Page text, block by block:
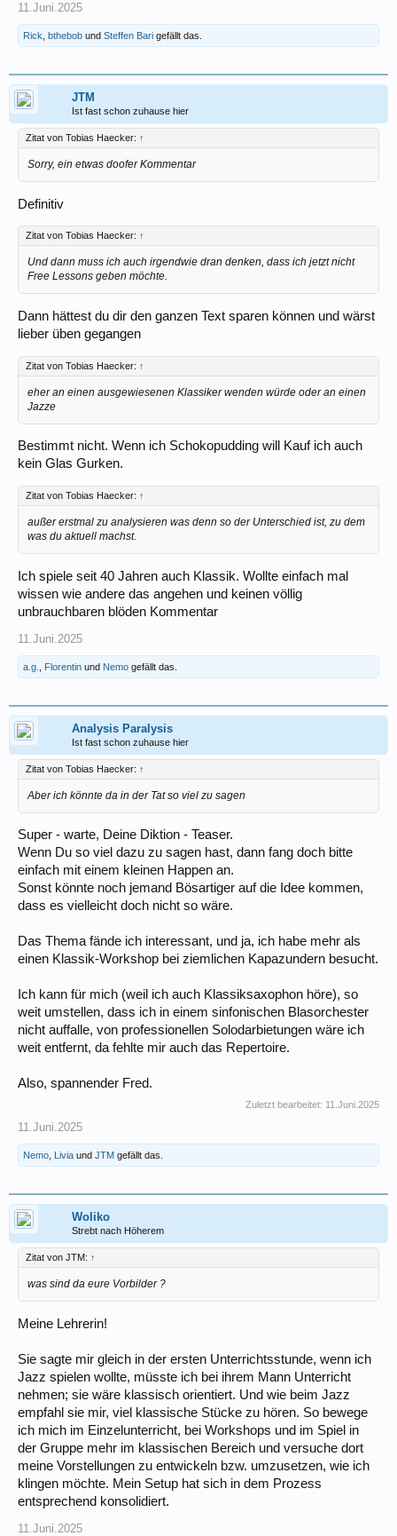
11.Juni.2025
Rick bthebob und Steffen Bari gefällt das.
JTM
Ist fast schon zuhause hier
Zitat von Tobias Haecker: ↑
Sorry, ein etwas doofer Kommentar
Definitiv
Zitat von Tobias Haecker: ↑
Und dann muss ich auch irgendwie dran denken, dass ich jetzt nicht
Free Lessons geben möchte.
Dann hättest du dir den ganzen Text sparen können und wärst
lieber üben gegangen
Zitat von Tobias Haecker: ↑
eher an einen ausgewiesenen Klassiker wenden würde oder an einen
Jazze
Bestimmt nicht. Wenn ich Schokopudding will Kauf ich auch
kein Glas Gurken.
Zitat von Tobias Haecker: ↑
außer erstmal zu analysieren was denn so der Unterschied ist, zu dem
was du aktuell machst.
Ich spiele seit 40 Jahren auch Klassik. Wollte einfach mal
wissen wie andere das angehen und keinen völlig
unbrauchbaren blöden Kommentar
11.Juni.2025
a.g. Florentin und Nemo gefällt das.
Analysis Paralysis
Ist fast schon zuhause hier
Zitat von Tobias Haecker: ↑
Aber ich könnte da in der Tat so viel zu sagen
Super - warte, Deine Diktion - Teaser.
Wenn Du so viel dazu zu sagen hast, dann fang doch bitte
einfach mit einem kleinen Happen an.
Sonst könnte noch jemand Bösartiger auf die Idee kommen,
dass es vielleicht doch nicht so wäre.
Das Thema fände ich interessant, und ja, ich habe mehr als
einen Klassik-Workshop bei ziemlichen Kapazundern besucht.
Ich kann für mich (weil ich auch Klassiksaxophon höre), so
weit umstellen, dass ich in einem sinfonischen Blasorchester
nicht auffalle, von professionellen Solodarbietungen wäre ich
weit entfernt, da fehlte mir auch das Repertoire.
Also, spannender Fred.
Zuletzt bearbeitet: 11.Juni.2025
11.Juni.2025
Nemo Livia und JTM gefällt das.
Woliko
Strebt nach Höherem
Zitat von JTM: ↑
was sind da eure Vorbilder ?
Meine Lehrerin!
Sie sagte mir gleich in der ersten Unterrichtsstunde, wenn ich
Jazz spielen wollte, müsste ich bei ihrem Mann Unterricht
nehmen; sie wäre klassisch orientiert. Und wie beim Jazz
empfahl sie mir, viel klassische Stücke zu hören. So bewege
ich mich im Einzelunterricht, bei Workshops und im Spiel in
der Gruppe mehr im klassischen Bereich und versuche dort
meine Vorstellungen zu entwickeln bzw. umzusetzen, wie ich
klingen möchte. Mein Setup hat sich in dem Prozess
entsprechend konsolidiert.
11.Juni.2025